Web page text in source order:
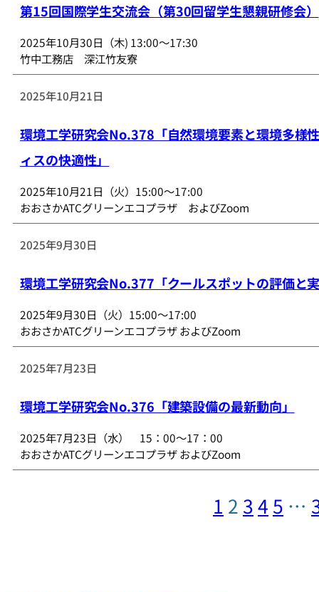
第15回国際学生交流会（第30回留学生懇親研修会）
2025年10月30日（木) 13:00～17:30
竹中工務店 深江竹友寮
2025年10月21日
環境工学研究会No.378「自然環境要素と環境多様
ィスの快適性」
2025年10月21日（火）15:00～17:00
おおさかATCグリーンエコプラザ およびZoom
2025年9月30日
環境工学研究会No.377「クールスポットの評価と
2025年9月30日（火）15:00～17:00
おおさかATCグリーンエコプラザ およびZoom
2025年7月23日
環境工学研究会No.376「建築設備の最新動向」
2025年7月23日（水） 15：00～17：00
おおさかATCグリーンエコプラザ およびZoom
1 2 34 5 …